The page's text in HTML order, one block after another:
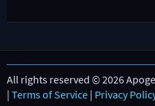
All rights reserved © 2026
| Terms of Service | Privacy